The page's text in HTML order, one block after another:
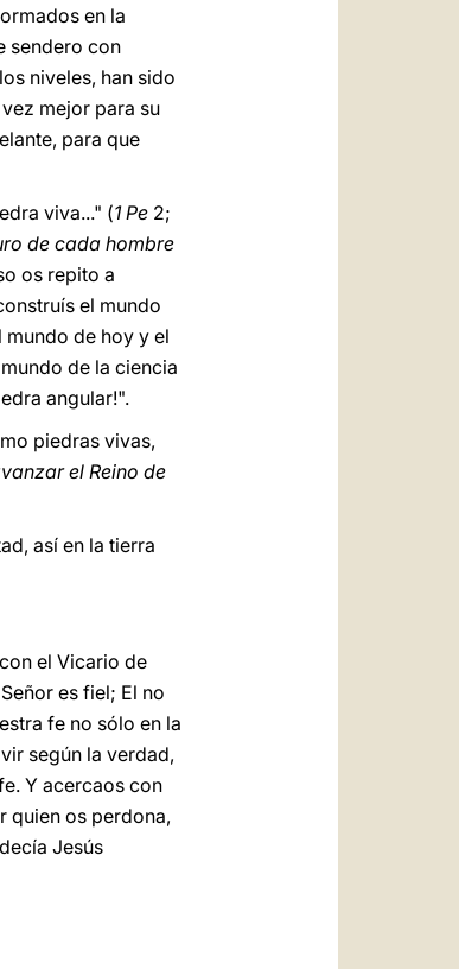
en la
sendero con
niveles, han sido
mejor para su
para que
viva..." (1 Pe 2;
de cada hombre
os repito a
el mundo
de hoy y el
de la ciencia
angular!".
piedras vivas,
el Reino de
así en la tierra
el Vicario de
es fiel; El no
fe no sólo en la
según la verdad,
Y acercaos con
quien os perdona,
Jesús